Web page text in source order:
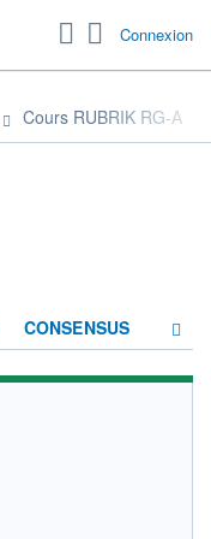
Connexion
Cours RUBRIK RG-A
CONSENSUS